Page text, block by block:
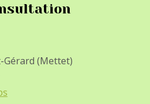
Gérard (Mettet)